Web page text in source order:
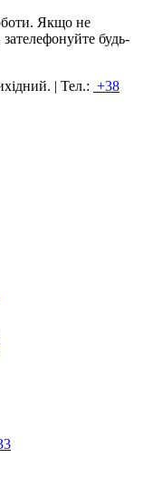
Якщо не
будь-
| Тел.: +38